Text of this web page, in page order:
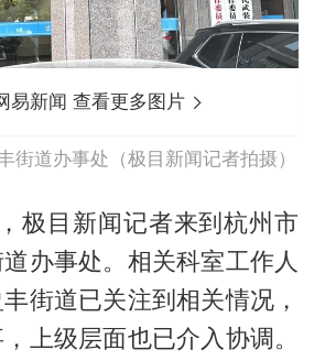
易新闻 查看更多图片
街道办事处（极目新闻记者拍摄）
极目新闻记者来到杭州市
办事处。相关科室工作人
街道已关注到相关情况，
上级层面也已介入协调。